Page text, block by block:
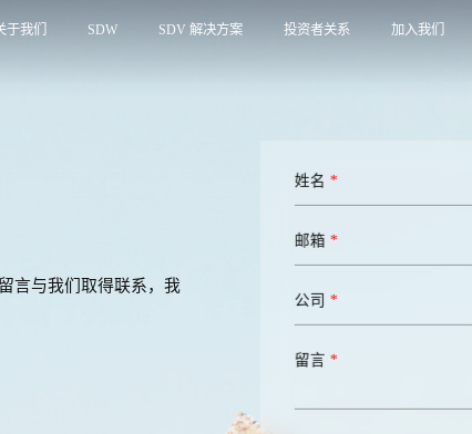
于我们 SDW SDV 解决方案 投资者关系 加入我们
言与我们取得联系，我
姓名 *
邮箱 *
公司 *
留言 *